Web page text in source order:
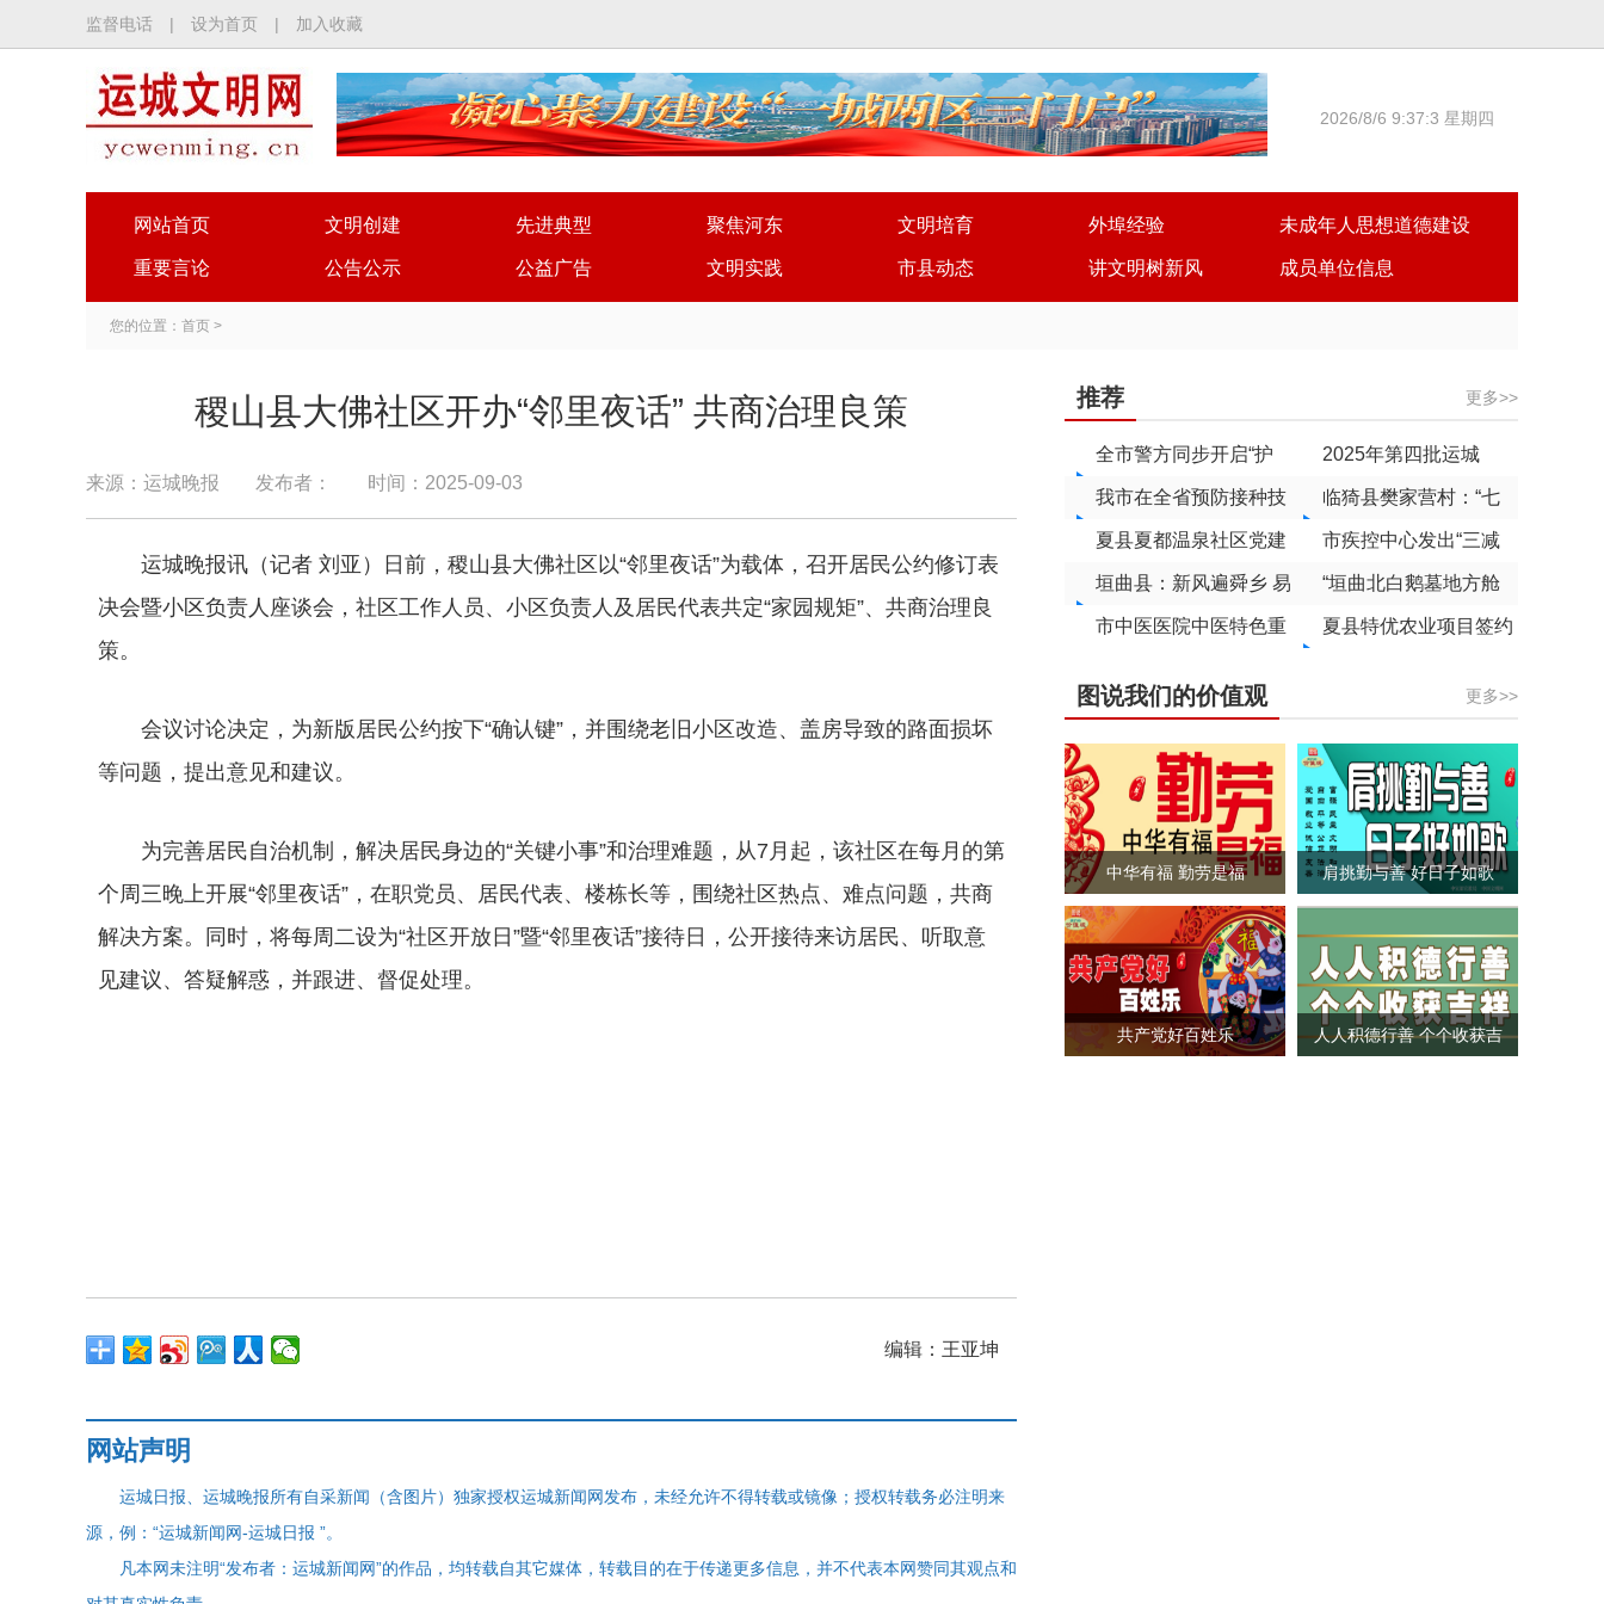
监督电话 | 设为首页 | 加入收藏
2026/8/6 9:37:3 星期四
网站首页
重要言论
文明创建
公告公示
先进典型
公益广告
聚焦河东
文明实践
文明培育
市县动态
外埠经验
讲文明树新风
未成年人思想道德建设
成员单位信息
您的位置： 首页 >
稷山县大佛社区开办“邻里夜话” 共商治理良策
来源：运城晚报 发布者： 时间：2025-09-03
运城晚报讯（记者 刘亚）日前，稷山县大佛社区以“邻里夜话”为载体，召开居民公约修订表
决会暨小区负责人座谈会，社区工作人员、小区负责人及居民代表共定“家园规矩”、共商治理良
策。
会议讨论决定，为新版居民公约按下“确认键”，并围绕老旧小区改造、盖房导致的路面损坏
等问题，提出意见和建议。
为完善居民自治机制，解决居民身边的“关键小事”和治理难题，从7月起，该社区在每月的第
个周三晚上开展“邻里夜话”，在职党员、居民代表、楼栋长等，围绕社区热点、难点问题，共商
解决方案。同时，将每周二设为“社区开放日”暨“邻里夜话”接待日，公开接待来访居民、听取意
见建议、答疑解惑，并跟进、督促处理。
编辑：王亚坤
网站声明
运城日报、运城晚报所有自采新闻（含图片）独家授权运城新闻网发布，未经允许不得转载或镜像；授权转载务必注明来
源，例：“运城新闻网-运城日报 ”。
凡本网未注明“发布者：运城新闻网”的作品，均转载自其它媒体，转载目的在于传递更多信息，并不代表本网赞同其观点和
推荐 更多>>
全市警方同步开启“护
学模式”
2025年第四批运城
市“中国好人”候选人名
单公示
我市在全省预防接种技
能竞赛获佳绩
临猗县樊家营村：“七
月黄”乘“柿”而上
夏县夏都温泉社区党建
引领奏响基层治理“和
谐曲”
市疾控中心发出“三减
三健”倡议
培养健康生活方式 筑牢
垣曲县：新风遍舜乡 易
俗润民心
“垣曲北白鹅墓地方舱
考古”项目入选山西文
市中医医院中医特色重
构全面封顶
夏县特优农业项目签约
图说我们的价值观 更多>>
中华有福 勤劳是福 肩挑勤与善 好日子如歌
共产党好百姓乐 人人积德行善 个个收获吉